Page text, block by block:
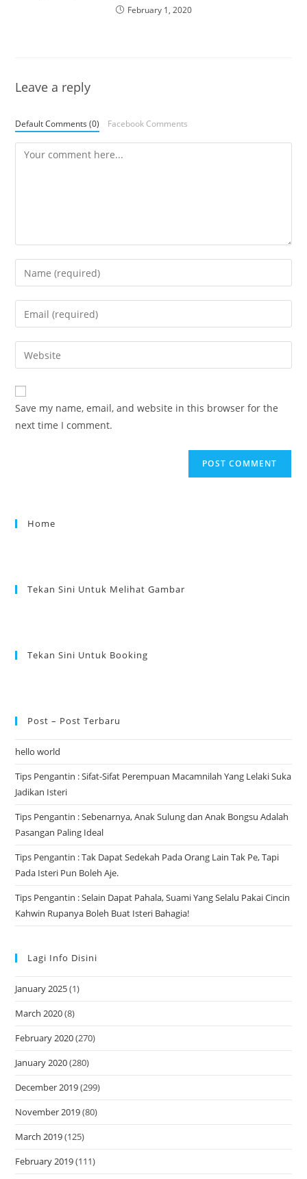
February 1, 2020
Leave a reply
Default Comments (0) Facebook Comments
Save my name, email, and website in this browser for the
next time I comment.
Home
Tekan Sini Untuk Melihat Gambar
Tekan Sini Untuk Booking
Post – Post Terbaru
hello world
Tips Pengantin : Sifat-Sifat Perempuan Macamnilah Yang Lelaki Suka
Jadikan Isteri
Tips Pengantin : Sebenarnya, Anak Sulung dan Anak Bongsu Adalah
Pasangan Paling Ideal
Tips Pengantin : Tak Dapat Sedekah Pada Orang Lain Tak Pe, Tapi
Pada Isteri Pun Boleh Aje.
Tips Pengantin : Selain Dapat Pahala, Suami Yang Selalu Pakai Cincin
Kahwin Rupanya Boleh Buat Isteri Bahagia!
Lagi Info Disini
January 2025(1)
March 2020(8)
February 2020(270)
January 2020(280)
December 2019(299)
November 2019(80)
March 2019(125)
February 2019(111)